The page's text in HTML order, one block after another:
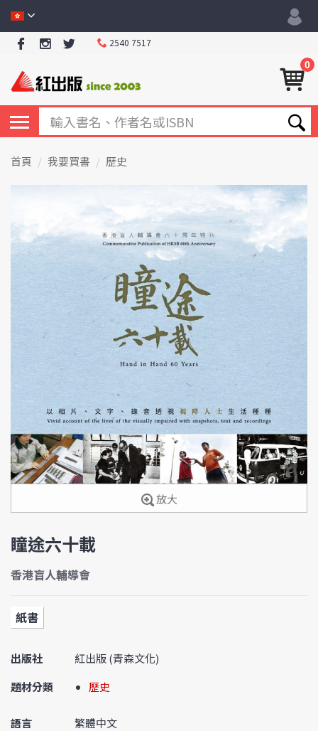
2540 7517
0
首頁 我要買書 歷史
放大
瞳途六十載
香港盲人輔導會
紙書
出版社
紅出版 (青森文化)
題材分類
歷史
語言
繁體中文